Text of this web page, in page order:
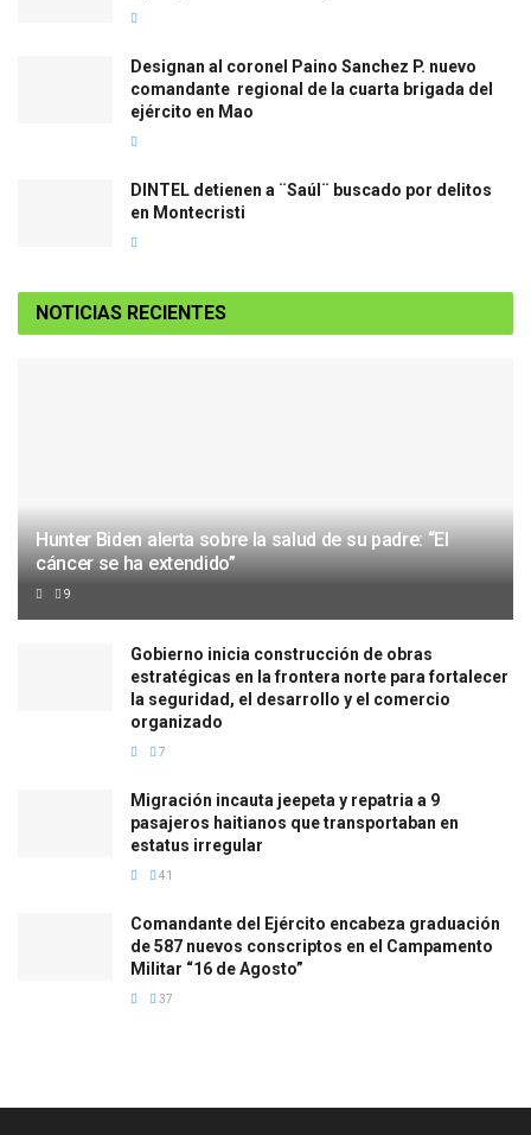
Designan al coronel Paino Sanchez P. nuevo
comandante regional de la cuarta brigada del
ejército en Mao
DINTEL detienen a ¨Saúl¨ buscado por delitos
en Montecristi
NOTICIAS RECIENTES
Hunter Biden alerta sobre la salud de su padre: “El
cáncer se ha extendido”
9
Gobierno inicia construcción de obras
estratégicas en la frontera norte para fortalecer
la seguridad, el desarrollo y el comercio
organizado
7
Migración incauta jeepeta y repatria a 9
pasajeros haitianos que transportaban en
estatus irregular
41
Comandante del Ejército encabeza graduación
de 587 nuevos conscriptos en el Campamento
Militar “16 de Agosto”
37